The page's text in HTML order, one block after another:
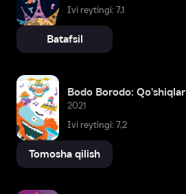
Ivi reytingi: 7,1
Batafsil
Bodo Borodo: Qo'shiqlar
2021
Ivi reytingi: 7,2
Tomosha qilish